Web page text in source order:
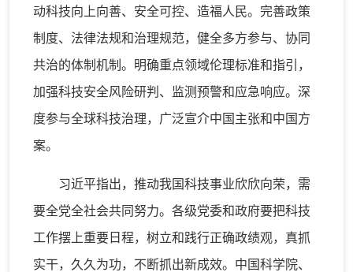
动科技向上向善、安全可控、造福人民。完善政策
制度、法律法规和治理规范，健全多方参与、协同
共治的体制机制。明确重点领域伦理标准和指引，
加强科技安全风险研判、监测预警和应急响应。深
度参与全球科技治理，广泛宣介中国主张和中国方
案。
习近平指出，推动我国科技事业欣欣向荣，需
要全党全社会共同努力。各级党委和政府要把科技
工作摆上重要日程，树立和践行正确政绩观，真抓
实干，久久为功，不断抓出新成效。中国科学院、